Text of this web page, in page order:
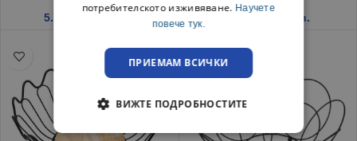
5.57 / 10.89 лв. / 5.46 лв.
потребителското изживяване. Научете
повече тук.
ПРИЕМАМ ВСИЧКИ
ВИЖТЕ ПОДРОБНОСТИТЕ